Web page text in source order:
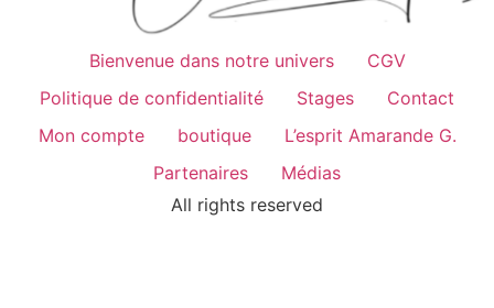
Bienvenue dans notre univers
CGV
Politique de confidentialité
Stages
Contact
Mon compte
boutique
L’esprit Amarande G.
Partenaires
Médias
All rights reserved